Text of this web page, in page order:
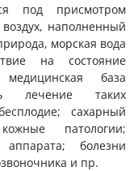
под присмотром
наполненный
морская вода
на состояние
база
лечение таких
сахарный
патологии;
аппарата; болезни
и пр.